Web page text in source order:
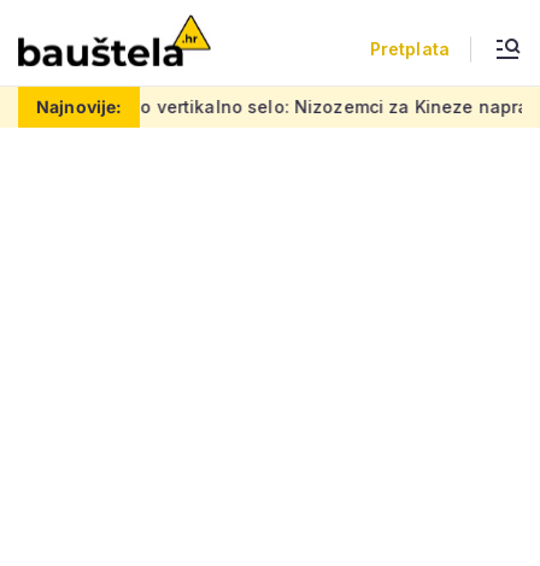
Pretplata
Najnovije:
Šareno vertikalno selo: Nizozemci za Kineze napravili